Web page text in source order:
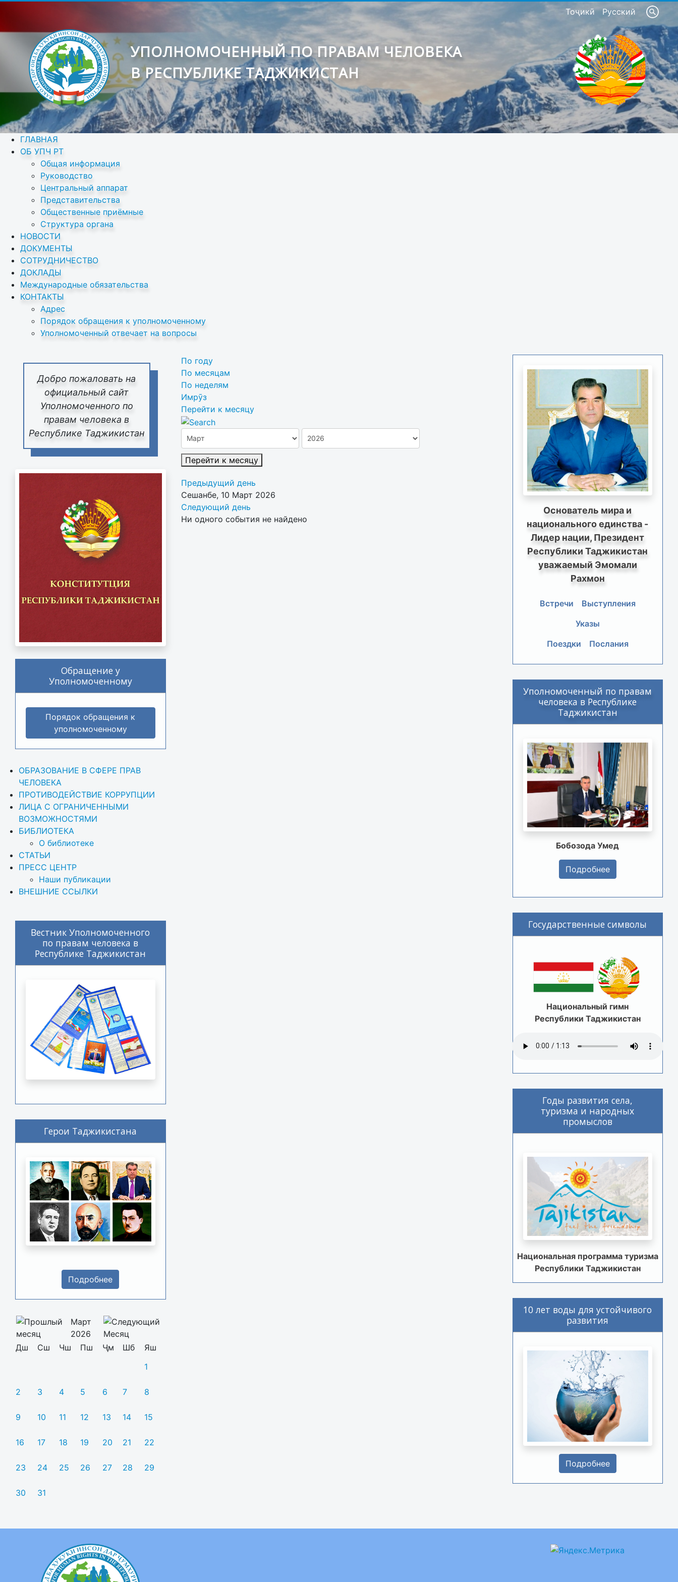
Тоҷикӣ Русский
УПОЛНОМОЧЕННЫЙ ПО ПРАВАМ ЧЕЛОВЕКА
В РЕСПУБЛИКЕ ТАДЖИКИСТАН
ГЛАВНАЯ
ОБ УПЧ РТ
Общая информация
Руководство
Центральный аппарат
Представительства
Общественные приёмные
Структура органа
НОВОСТИ
ДОКУМЕНТЫ
СОТРУДНИЧЕСТВО
ДОКЛАДЫ
Международные обязательства
КОНТАКТЫ
Адрес
Порядок обращения к уполномоченному
Уполномоченный отвечает на вопросы
Добро пожаловать на
официальный сайт
Уполномоченного по
правам человека в
Республике Таджикистан
Обращение у
Уполномоченному
Порядок обращения к
уполномоченному
ОБРАЗОВАНИЕ В СФЕРЕ ПРАВ
ЧЕЛОВЕКА
ПРОТИВОДЕЙСТВИЕ КОРРУПЦИИ
ЛИЦА С ОГРАНИЧЕННЫМИ
ВОЗМОЖНОСТЯМИ
БИБЛИОТЕКА
О библиотеке
СТАТЬИ
ПРЕСС ЦЕНТР
Наши публикации
ВНЕШНИЕ ССЫЛКИ
Вестник Уполномоченного
по правам человека в
Республике Таджикистан
Герои Таджикистана
Подробнее
Март
2026
Дш
Сш Чш Пш Ҷм Шб
Яш
1
2 3 4 5 6 7 8
9 10 11 12 13 14 15
16 17 18 19 20 21 22
23 24 25 26 27 28 29
30 31
По году
По месяцам
По неделям
Имрӯз
Перейти к месяцу
Перейти к месяцу
Предыдущий день
Сешанбе, 10 Март 2026
Следующий день
Ни одного события не найдено
Основатель мира и
национального единства -
Лидер нации, Президент
Республики Таджикистан
уважаемый Эмомали
Рахмон
Встречи
Выступления
Указы
Поездки
Послания
Уполномоченный по правам
человека в Республике
Таджикистан
Бобозода Умед
Подробнее
Государственные символы
Национальный гимн
Республики Таджикистан
Годы развития села,
туризма и народных
промыслов
Национальная программа туризма
Республики Таджикистан
10 лет воды для устойчивого
развития
Подробнее